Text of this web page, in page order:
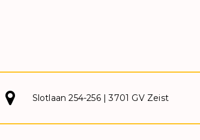
Slotlaan 254-256 | 3701 GV Zeist